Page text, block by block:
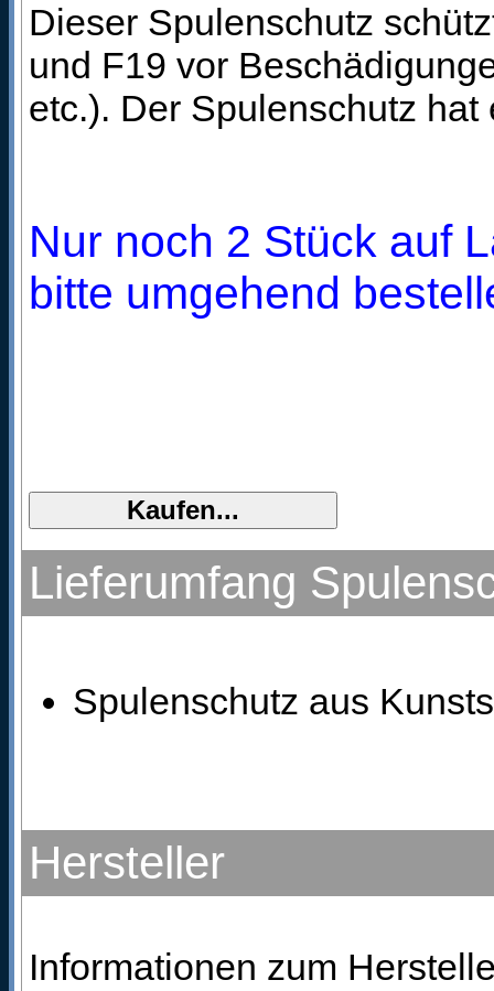
Dieser Spulenschutz
und F19 vor
etc.). Der Spulenschutz
Nur noch 2 Stück auf
bitte umgehend
Lieferumfang
Spulenschutz aus
Hersteller
Informationen zum